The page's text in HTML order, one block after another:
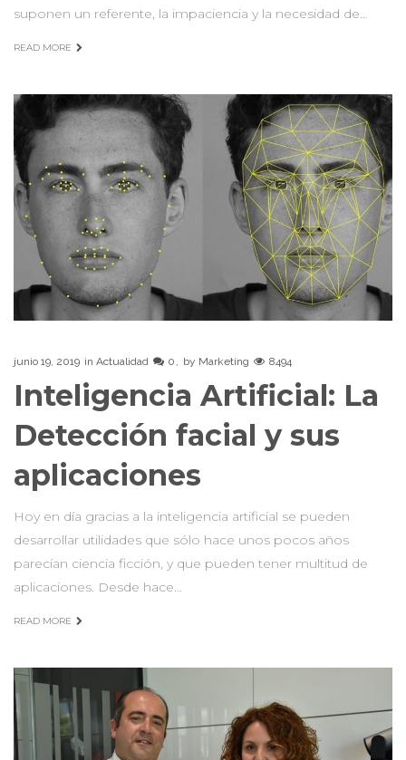
suponen un referente, la impaciencia y la necesidad de…
READ MORE
junio 19, 2019 in Actualidad 0 by Marketing 8494
Inteligencia Artificial: La
Detección facial y sus
aplicaciones
Hoy en día gracias a la inteligencia artificial se pueden
desarrollar utilidades que sólo hace unos pocos años
parecían ciencia ficción, y que pueden tener multitud de
aplicaciones. Desde hace…
READ MORE